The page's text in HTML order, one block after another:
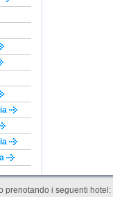
prenotando i seguenti hotel: